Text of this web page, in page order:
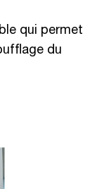
qui permet
du